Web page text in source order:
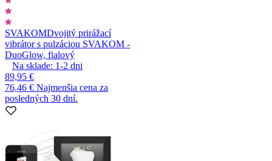
SVAKOMDvojitý prirážací
vibrátor s pulzáciou SVAKOM -
DuoGlow, fialový
Na sklade: 1-2 dni
89,95 €
76,46 € Najmenšia cena za
posledných 30 dní.